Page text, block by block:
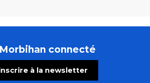
connecté
à la newsletter